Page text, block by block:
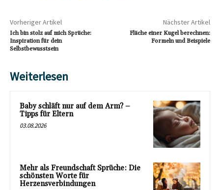
Vorheriger Artikel
Ich bin stolz auf mich Sprüche:
Inspiration für dein
Selbstbewusstsein
Nächster Artikel
Fläche einer Kugel berechnen:
Formeln und Beispiele
Weiterlesen
Baby schläft nur auf dem Arm? –
Tipps für Eltern
03.08.2026
Mehr als Freundschaft Sprüche: Die
schönsten Worte für
Herzensverbindungen